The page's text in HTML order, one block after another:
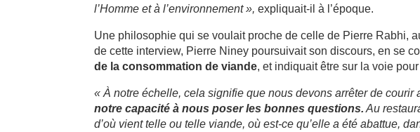
l’Homme et à l’environnement », expliquait-il à l’époque.
Une philosophie qui se voulait proche de celle de Pierre Rabhi,
de cette interview, Pierre Niney poursuivait son discours, en se
de la consommation de viande, et indiquait être sur la voie
« À notre échelle, cela signifie que nous devons arrêter de courir
notre capacité à nous poser les bonnes questions. Au
d’où vient telle ou telle viande, où est-ce qu’elle a été abattue,